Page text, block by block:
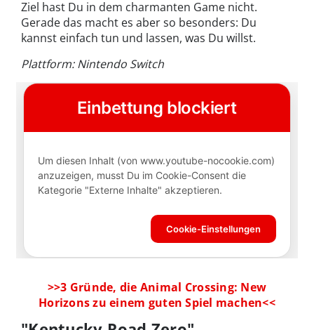
Ziel hast Du in dem charmanten Game nicht.
Gerade das macht es aber so besonders: Du
kannst einfach tun und lassen, was Du willst.
Plattform: Nintendo Switch
>>3 Gründe, die Animal Crossing: New
Horizons zu einem guten Spiel machen<<